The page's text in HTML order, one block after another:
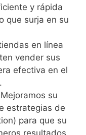
y rápida
que surja en su
en línea
vender sus
efectiva en el
su
estrategias de
para que su
resultados